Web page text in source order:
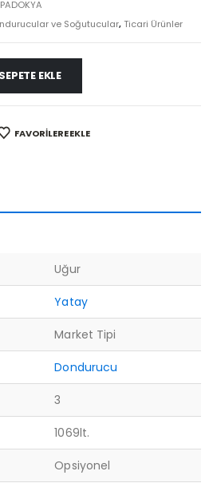
ve Soğutucular,Ticari Ürünler
SEPETE EKLE
FAVORILERE EKLE
Uğur
Yatay
Market Tipi
Dondurucu
3
1069lt.
Opsiyonel